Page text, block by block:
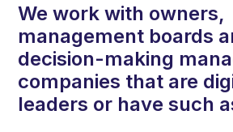
We work with owners,
management boards
decision-making
companies that are
leaders or have such